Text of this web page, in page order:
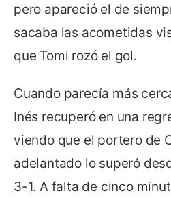
pero apareció el de
sacaba las acometidas
que Tomi rozó el gol.
Cuando parecía más
Inés recuperó en una
viendo que el portero de
adelantado lo superó
3-1. A falta de cinco